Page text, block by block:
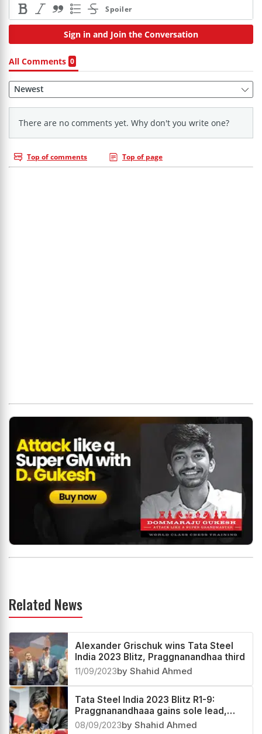
Related News
Alexander Grischuk wins Tata Steel
India 2023 Blitz, Praggnanandhaa third
11/09/2023by Shahid Ahmed
Tata Steel India 2023 Blitz R1-9:
Praggnanandhaaa gains sole lead,
Vidit in pursuit
08/09/2023by Shahid Ahmed